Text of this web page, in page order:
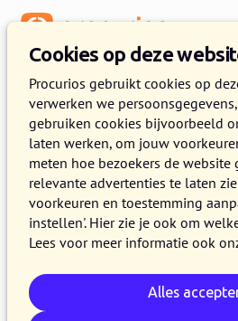
Cookies op deze
Procurios gebruikt cookies op
verwerken we
gebruiken cookies bijvoorbeeld
laten werken, om jouw
meten hoe bezoekers de website
relevante advertenties te laten
voorkeuren en toestemming
instellen'. Hier zie je ook om
Lees voor meer informatie ook
Alles
Release 2025.11
21 OKTOBER 2025 4 MINUTEN LEZEN
In de loop van 21 oktober
van het Procurios Platform
2025.11. In dit blogbericht
is en wat er is verbeterd.
Kopieer link